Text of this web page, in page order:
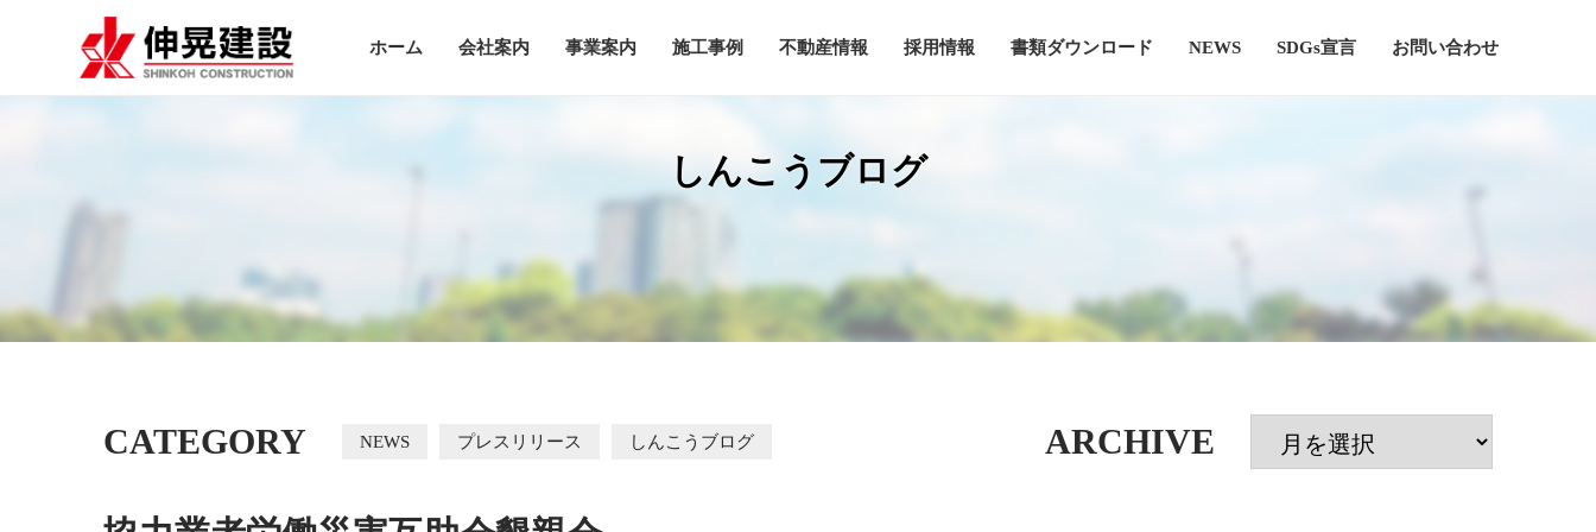
ホーム 会社案内 事業案内 施工事例 不動産情報 採用情報 書類ダウンロード NEWS SDGs宣言 お問い合わせ
しんこうブログ
CATEGORY NEWS プレスリリース しんこうブログ ARCHIVE